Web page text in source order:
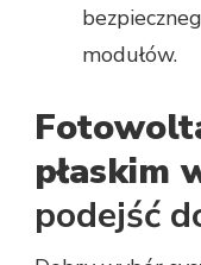
modułów.
płaskim
podejść